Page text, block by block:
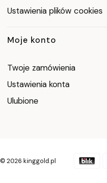
Ustawienia plików cookies
Moje konto
Twoje zamówienia
Ustawienia konta
Ulubione
© 2026 kinggold.pl